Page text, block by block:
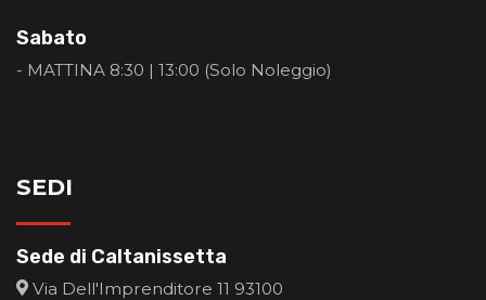
Sabato
- MATTINA 8:30 | 13:00 (Solo Noleggio)
SEDI
Sede di Caltanissetta
Via Dell'Imprenditore 11 93100